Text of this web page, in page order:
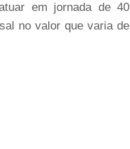
em jornada de 40
no valor que varia de